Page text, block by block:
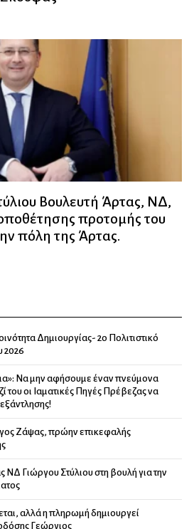
Βουλευτή Άρτας, ΝΔ,
προτομής του
πόλη της Άρτας.
Δημιουργίας- 2ο Πολιτιστικό
2026
Να μην αφήσουμε έναν πνεύμονα
του οι Ιαματικές Πηγές Πρέβεζας να
Ζάψας, πρώην επικεφαλής
ΝΔ Γιώργου Στύλιου στη βουλή για την
αλλά η πληρωμή δημιουργεί
Γεώργιος